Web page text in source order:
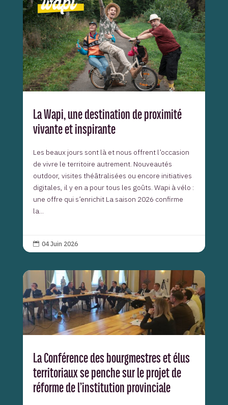
La Wapi, une destination de proximité
vivante et inspirante
Les beaux jours sont là et nous offrent l’occasion
de vivre le territoire autrement. Nouveautés
outdoor, visites théâtralisées ou encore initiatives
digitales, il y en a pour tous les goûts. Wapi à vélo :
une offre qui s’enrichit La saison 2026 confirme
la...
 04 Juin 2026
La Conférence des bourgmestres et élus
territoriaux se penche sur le projet de
réforme de l’institution provinciale